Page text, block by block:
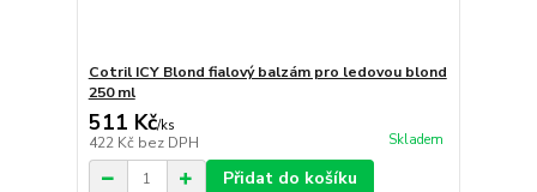
Cotril ICY Blond fialový balzám pro ledovou blond
250 ml
511 Kč/ks
422 Kč bez DPH Skladem
Přidat do košíku